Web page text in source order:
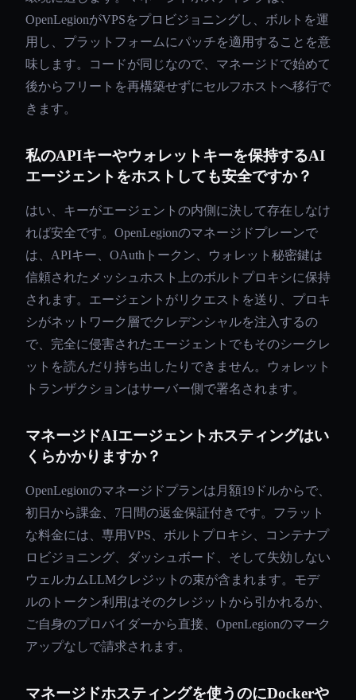
OpenLegionがVPSをプロビジョニングし、ボルトを運
用し、プラットフォームにパッチを適用することを意
味します。コードが同じなので、マネージドで始めて
後からフリートを再構築せずにセルフホストへ移行で
きます。
私のAPIキーやウォレットキーを保持するAI
エージェントをホストしても安全ですか？
はい、キーがエージェントの内側に決して存在しなけ
れば安全です。OpenLegionのマネージドプレーンで
は、APIキー、OAuthトークン、ウォレット秘密鍵は
信頼されたメッシュホスト上のボルトプロキシに保持
されます。エージェントがリクエストを送り、プロキ
シがネットワーク層でクレデンシャルを注入するの
で、完全に侵害されたエージェントでもそのシークレ
ットを読んだり持ち出したりできません。ウォレット
トランザクションはサーバー側で署名されます。
マネージドAIエージェントホスティングはい
くらかかりますか？
OpenLegionのマネージドプランは月額19ドルからで、
初日から課金、7日間の返金保証付きです。フラット
な料金には、専用VPS、ボルトプロキシ、コンテナプ
ロビジョニング、ダッシュボード、そして失効しない
ウェルカムLLMクレジットの束が含まれます。モデ
ルのトークン利用はそのクレジットから引かれるか、
ご自身のプロバイダーから直接、OpenLegionのマーク
アップなしで請求されます。
マネージドホスティングを使うのにDockerや